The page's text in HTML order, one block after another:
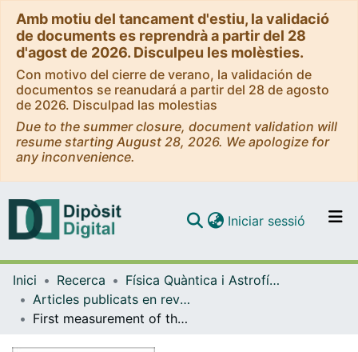
Amb motiu del tancament d'estiu, la validació
de documents es reprendrà a partir del 28
d'agost de 2026. Disculpeu les molèsties.
Con motivo del cierre de verano, la validación de
documentos se reanudará a partir del 28 de agosto
de 2026. Disculpad las molestias
Due to the summer closure, document validation will
resume starting August 28, 2026. We apologize for
any inconvenience.
Navega per tot el DD
Com publicar
Iniciar sessió (current)
Inici Recerca
Física Quàntica i Astrofísica
Articles publicats en revistes (Física Quàntica i Astrofísica)
First measurement of the CP-violating phase in B0s→J/ψ( → e+e−)ϕ decays